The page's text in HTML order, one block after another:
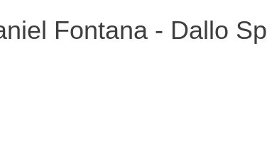
Fontana - Dallo